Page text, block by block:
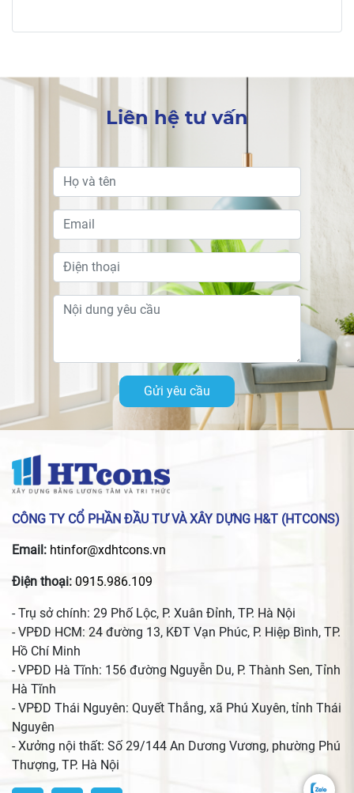
Liên hệ tư vấn
Gửi yêu cầu
CÔNG TY CỔ PHẦN ĐẦU TƯ VÀ XÂY DỰNG H&T (HTCONS)
Email: htinfor@xdhtcons.vn
Điện thoại: 0915.986.109
- Trụ sở chính: 29 Phố Lộc, P. Xuân Đỉnh, TP. Hà Nội
- VPĐD HCM: 24 đường 13, KĐT Vạn Phúc, P. Hiệp Bình, TP.
Hồ Chí Minh
- VPĐD Hà Tĩnh: 156 đường Nguyễn Du, P. Thành Sen, Tỉnh
Hà Tĩnh
- VPĐD Thái Nguyên: Quyết Thắng, xã Phú Xuyên, tỉnh Thái
Nguyên
- Xưởng nội thất: Số 29/144 An Dương Vương, phường Phú
Thượng, TP. Hà Nội